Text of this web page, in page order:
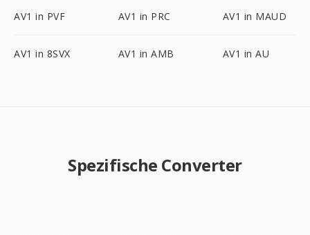
AV1 in PVF AV1 in PRC AV1 in MAUD
AV1 in 8SVX AV1 in AMB AV1 in AU
Spezifische Converter